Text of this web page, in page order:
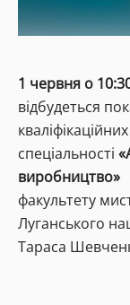
1 червня о
відбудеться
спеціальності
виробництво»
факультету
Луганського
Тараса